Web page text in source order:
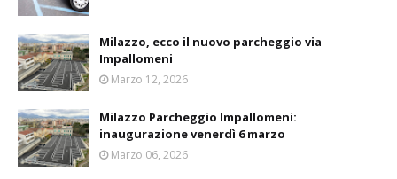
Milazzo, ecco il nuovo parcheggio via
Impallomeni
Marzo 12, 2026
Milazzo Parcheggio Impallomeni:
inaugurazione venerdì 6 marzo
Marzo 06, 2026